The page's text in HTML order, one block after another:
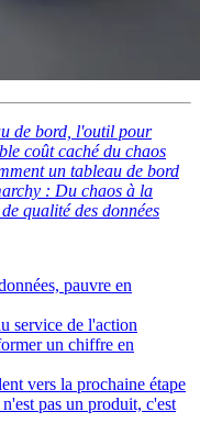
de bord, l'outil pour
coût caché du chaos
un tableau de bord
: Du chaos à la
qualité des données
pauvre en
service de l'action
un chiffre en
vers la prochaine étape
pas un produit, c'est